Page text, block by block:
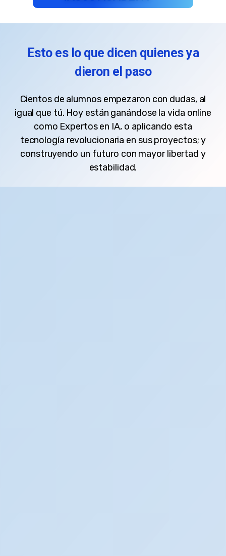
Esto es lo que dicen quienes ya
dieron el paso
Cientos de alumnos empezaron con dudas, al
igual que tú. Hoy están ganándose la vida online
como Expertos en IA, o aplicando esta
tecnología revolucionaria en sus proyectos; y
construyendo un futuro con mayor libertad y
estabilidad.